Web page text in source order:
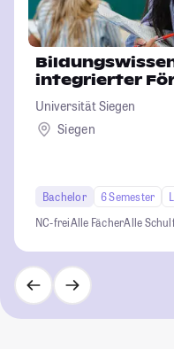
integrierter
Universität Siegen
Siegen
Bachelor 6 Semester
NC-freiAlle FächerAlle